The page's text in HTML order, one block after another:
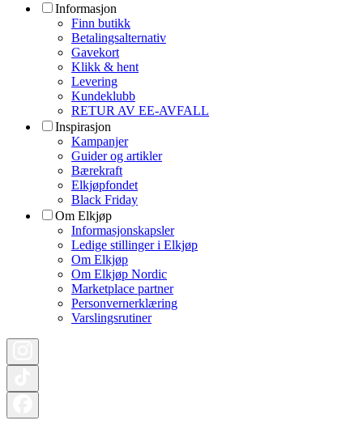
Informasjon
Finn butikk
Betalingsalternativ
Gavekort
Klikk & hent
Levering
Kundeklubb
RETUR AV EE-AVFALL
Inspirasjon
Kampanjer
Guider og artikler
Bærekraft
Elkjøpfondet
Black Friday
Om Elkjøp
Informasjonskapsler
Ledige stillinger i Elkjøp
Om Elkjøp
Om Elkjøp Nordic
Marketplace partner
Personvernerklæring
Varslingsrutiner